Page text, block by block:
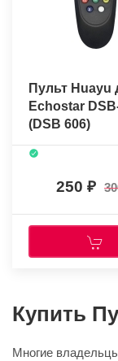
Пульт Huayu
Echostar
(DSB 606)
250
Купить
Многие